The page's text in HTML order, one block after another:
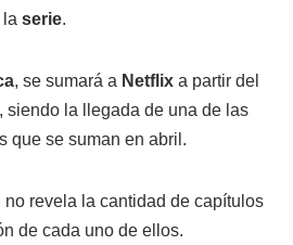
la serie.
, se sumará a Netflix a partir del
siendo la llegada de una de las
que se suman en abril.
no revela la cantidad de capítulos
de cada uno de ellos.